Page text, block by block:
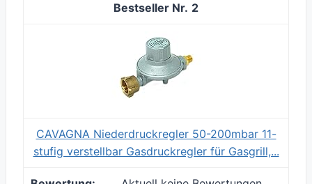
2
CAVAGNA Niederdruckregler 50-200mbar 11-
stufig verstellbar Gasdruckregler für Gasgrill,...